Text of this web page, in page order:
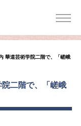
華道芸術学院二階で、「嵯峨
二階で、「嵯峨